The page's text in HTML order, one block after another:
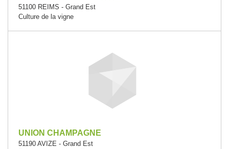
51100 REIMS - Grand Est
Culture de la vigne
UNION CHAMPAGNE
51190 AVIZE - Grand Est